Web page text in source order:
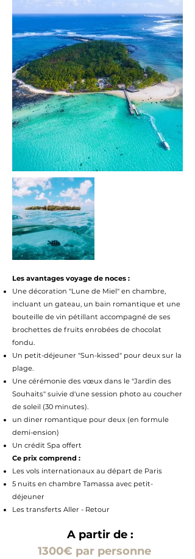
Les avantages voyage de noces :
Une décoration "Lune de Miel" en chambre,
incluant un gateau, un bain romantique et une
bouteille de vin pétillant accompagné de ses
brochettes de fruits enrobées de chocolat
fondu.
Un petit-déjeuner "Sun-kissed" pour deux sur la
plage.
Une cérémonie des vœux dans le "Jardin des
Souhaits" suivie d'une session photo au coucher
de soleil (30 minutes).
un diner romantique pour deux (en formule
demi-ension)
Un crédit Spa offert
Ce prix comprend :
Les vols internationaux au départ de Paris
5 nuits en chambre Tamassa avec petit-
déjeuner
Les transferts Aller - Retour
A partir de :
1300€ par personne